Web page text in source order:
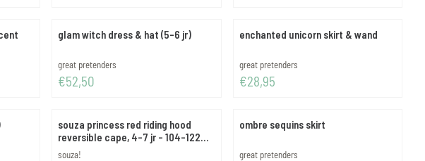
glam witch dress & hat (5-6 jr)
Merk:
great pretenders
Prijs: 52,50
€52,50
enchanted unicorn skirt & wand
Merk:
great pretenders
Prijs: 28,95
€28,95
souza princess red riding hood
reversible cape, 4-7 jr - 104-122
Merk:
souza!
ombre sequins skirt
Merk:
great pretenders